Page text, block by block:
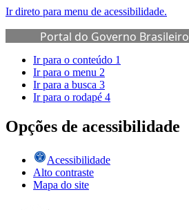
Ir direto para menu de acessibilidade.
Portal do Governo Brasileiro
de Governo
Ir para o conteúdo 1
Ir para o menu 2
Ir para a busca 3
Ir para o rodapé 4
Opções de acessibilidade
Acessibilidade
Alto contraste
Mapa do site